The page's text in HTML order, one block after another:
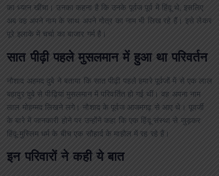
का ध्यान खींचा। उनका कहना है कि उनके पूर्वज पूर्व में हिंदू थे, इसलिए
अब वह अपने नाम के साथ अपने गोत्र का नाम भी लिख रहे हैं। इसे लेकर
पूरे इलाके में चर्चा का बाजार गर्म है।
सात पीढ़ी पहले मुसलमान में हुआ था परिवर्तन
नौशाद अहमद दुबे ने बताया कि सात पीढ़ी पहले हमारे पूर्वजों में से एक लाल
बहादुर दुबे से पीढ़ियां मुसलमान में परिवर्तित हो गई थीं। वह अपना नाम
लाल मोहम्मद लिखने लगे। नौशाद के पूर्वज आजमगढ़ से आए थे। पूवर्जी
के बारे में जानकारी होने पर उन्होंने कहा कि एक हिंदू संस्था से जुड़कर
हिंदू-मुस्लिम धर्म के बीच एक सौहार्द के माहौल में रह रहे हैं।
इन परिवारों ने कही ये बात